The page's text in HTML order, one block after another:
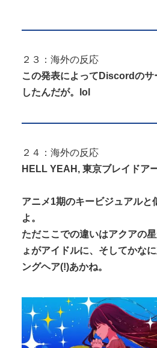
２３：海外の反応
この発表によってDiscordのサ
したんだが。lol
２４：海外の反応
HELL YEAH, 東京ブレイドア
アニメ1期のキービジュアルと
よ。
ただここでの違いはアクアの
ょがアイドルに、そしてかな
ングヘア(!)あかね。